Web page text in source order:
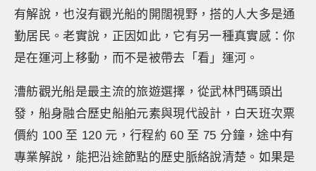
有解說，也沒有觀光船的開闊視野，搭的人大多是通
勤居民。老實說，正因如此，它有另一種真實感：你
是在運河上移動，而不是被帶去「看」運河。
漕舫觀光船是最主流的旅遊選擇，從武林門碼頭出
發，船身融合歷史船舶元素與現代設計，白天班次票
價約 100 至 120 元，行程約 60 至 75 分鐘，途中有
專業解說，能把沿途節點的歷史脈絡說清楚。如果是